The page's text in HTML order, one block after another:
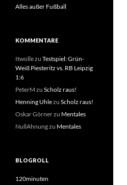
Alles außer Fußball
KOMMENTARE
Itwollezu Testspiel: Grün-
Weiß Piesteritz vs. RB Leipzig
1:6
PeterM zu Scholz raus!
Henning Uhlezu Scholz raus!
Oskar Görnerzu Mentales
NullAhnungzu Mentales
BLOGROLL
120minuten